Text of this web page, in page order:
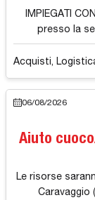
IMPIEGATI
presso la
Acquisti,
06/08/2026
Aiuto
Le risorse
Caravaggio